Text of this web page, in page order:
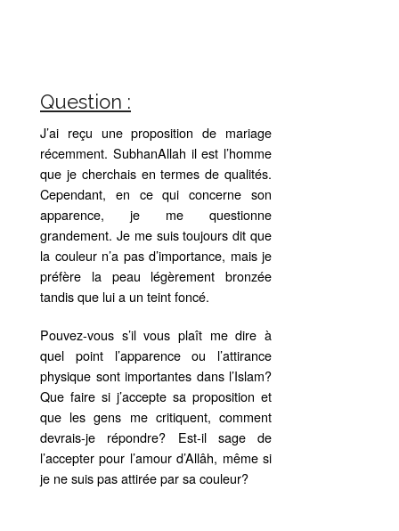
Question :
J’ai reçu une proposition de mariage
récemment. SubhanAllah il est l’homme
que je cherchais en termes de qualités.
Cependant, en ce qui concerne son
apparence, je me questionne
grandement. Je me suis toujours dit que
la couleur n’a pas d’importance, mais je
préfère la peau légèrement bronzée
tandis que lui a un teint foncé.
Pouvez-vous s’il vous plaît me dire à
quel point l’apparence ou l’attirance
physique sont importantes dans l’Islam?
Que faire si j’accepte sa proposition et
que les gens me critiquent, comment
devrais-je répondre? Est-il sage de
l’accepter pour l’amour d’Allâh, même si
je ne suis pas attirée par sa couleur?